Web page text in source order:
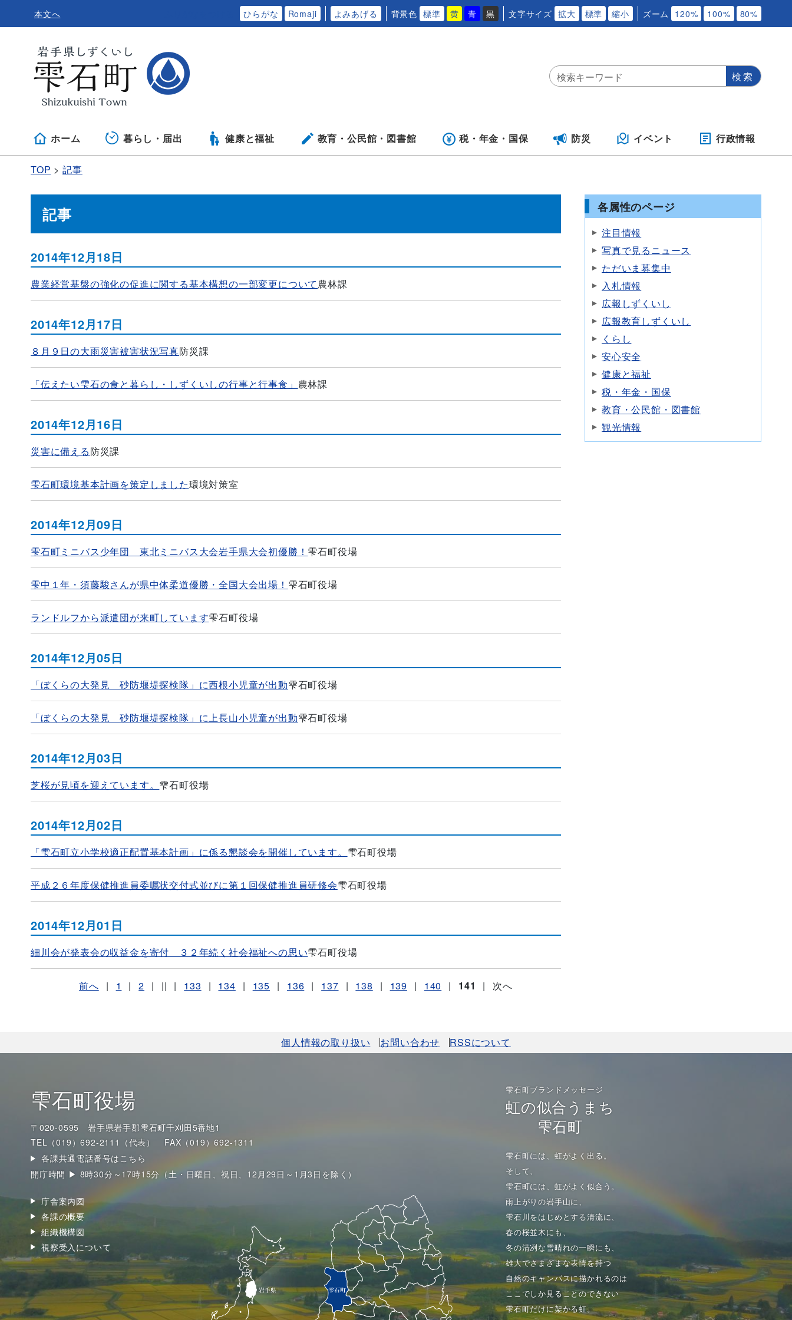
本文へ ひらがな Romaji よみあげる 背景色 標準 黄 青 黒 文字サイズ 拡大 標準 縮小 ズーム 120% 100% 80%
ホーム 暮らし・届出 健康と福祉 教育・公民館・ 図書館 税・年金・ 国保 防災 イベント 行政情報
TOP 記事
記事
2014年12月18日
農業経営基盤の強化の促進に関する基本構想の一部変更について農林課
2014年12月17日
８月９日の大雨災害被害状況写真防災課
「伝えたい雫石の食と暮らし・しずくいしの行事と行事食」 農林課
2014年12月16日
災害に備える防災課
雫石町環境基本計画を策定しました環境対策室
2014年12月09日
雫石町ミニバス少年団 東北ミニバス大会岩手県大会初優勝！ 雫石町役場
雫中１年・須藤駿さんが県中体柔道優勝・全国大会出場！ 雫石町役場
ランドルフから派遣団が来町しています雫石町役場
2014年12月05日
「ぼくらの大発見 砂防堰堤探検隊」に西根小児童が出動雫石町役場
「ぼくらの大発見 砂防堰堤探検隊」に上長山小児童が出動雫石町役場
2014年12月03日
芝桜が見頃を迎えています。 雫石町役場
2014年12月02日
「雫石町立小学校適正配置基本計画」に係る懇談会を開催しています。 雫石町役場
平成２６年度保健推進員委嘱状交付式並びに第１回保健推進員研修会雫石町役場
2014年12月01日
細川会が発表会の収益金を寄付 ３２年続く社会福祉への思い雫石町役場
前へ | 1 | 2 | || | 133 | 134 | 135 | 136 | 137 | 138 | 139 | 140 | 141 | 次へ
各属性のページ
注目情報
写真で見るニュース
ただいま募集中
入札情報
広報しずくいし
広報教育しずくいし
くらし
安心安全
健康と福祉
税・年金・国保
教育・公民館・図書館
観光情報
個人情報の取り扱い お問い合わせ RSSについて
雫石町役場
〒020-0595 岩手県岩手郡雫石町千刈田5番地1
TEL（019）692-2111（代表）
FAX（019）692-1311
各課共通電話番号はこちら
開庁時間 ▶ 8時30分～17時15分（土・日曜日、祝日、12月29日～1月3日を除く）
庁舎案内図
各課の概要
組織機構図
視察受入について
雫石町ブランドメッセージ
虹の似合うまち
雫石町
雫石町には、虹がよく出る。
そして、
雫石町には、虹がよく似合う。
雨上がりの岩手山に、
雫石川をはじめとする清流に、
春の桜並木にも、
冬の清冽な雪晴れの一瞬にも、
雄大でさまざまな表情を持つ
自然のキャンパスに描かれるのは
ここでしか見ることのできない
雫石町だけに架かる虹。